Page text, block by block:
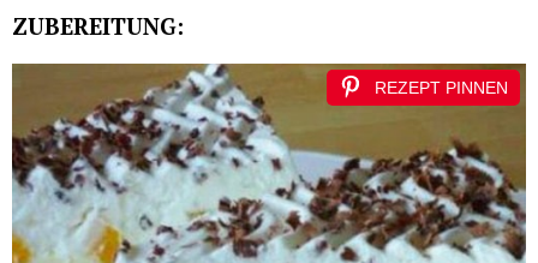
ZUBEREITUNG:
REZEPT PINNEN